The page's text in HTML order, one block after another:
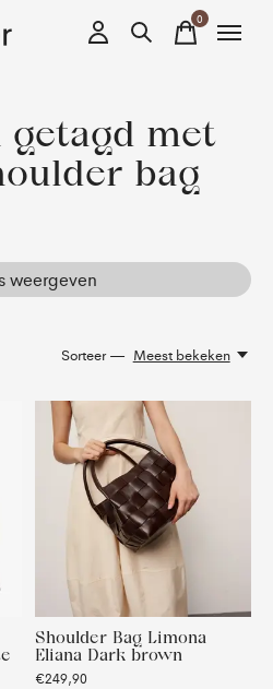
0items
getagd met
bag
weergeven
Sorteer — Meest bekeken
Shoulder Bag Limona
Eliana Dark brown
€249,90